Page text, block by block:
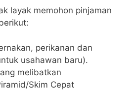
layak memohon pinjaman
perikanan dan
usahawan baru).
melibatkan
Skim Cepat